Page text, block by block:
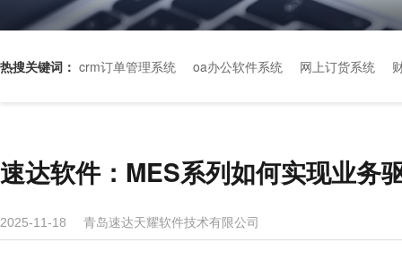
热搜关键词： crm订单管理系统 oa办公软件系统 网上订货系统
速达软件：MES系列如何实现业务
2025-11-18 青岛速达天耀软件技术有限公司